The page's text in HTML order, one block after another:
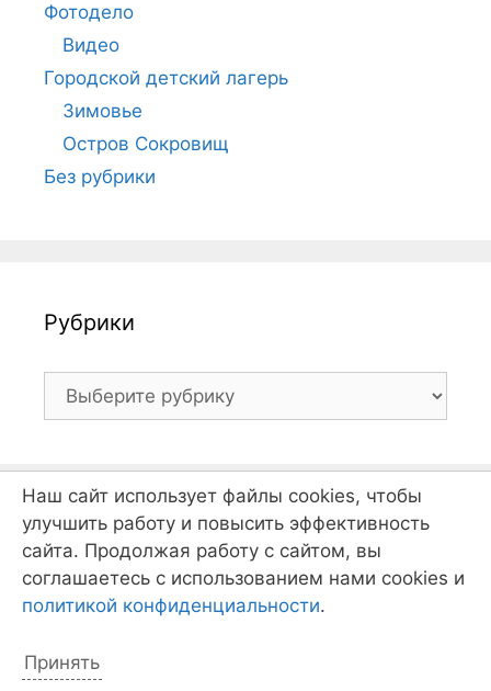
Фотодело
Видео
Городской детский лагерь
Зимовье
Остров Сокровищ
Без рубрики
Рубрики
Рубрики
Отряды
Отряд "Каравелла"
Отряд "Странник"
Наш сайт использует файлы cookies, чтобы
улучшить работу и повысить эффективность
сайта. Продолжая работу с сайтом, вы
соглашаетесь с использованием нами cookies и
политикой конфиденциальности.
Принять